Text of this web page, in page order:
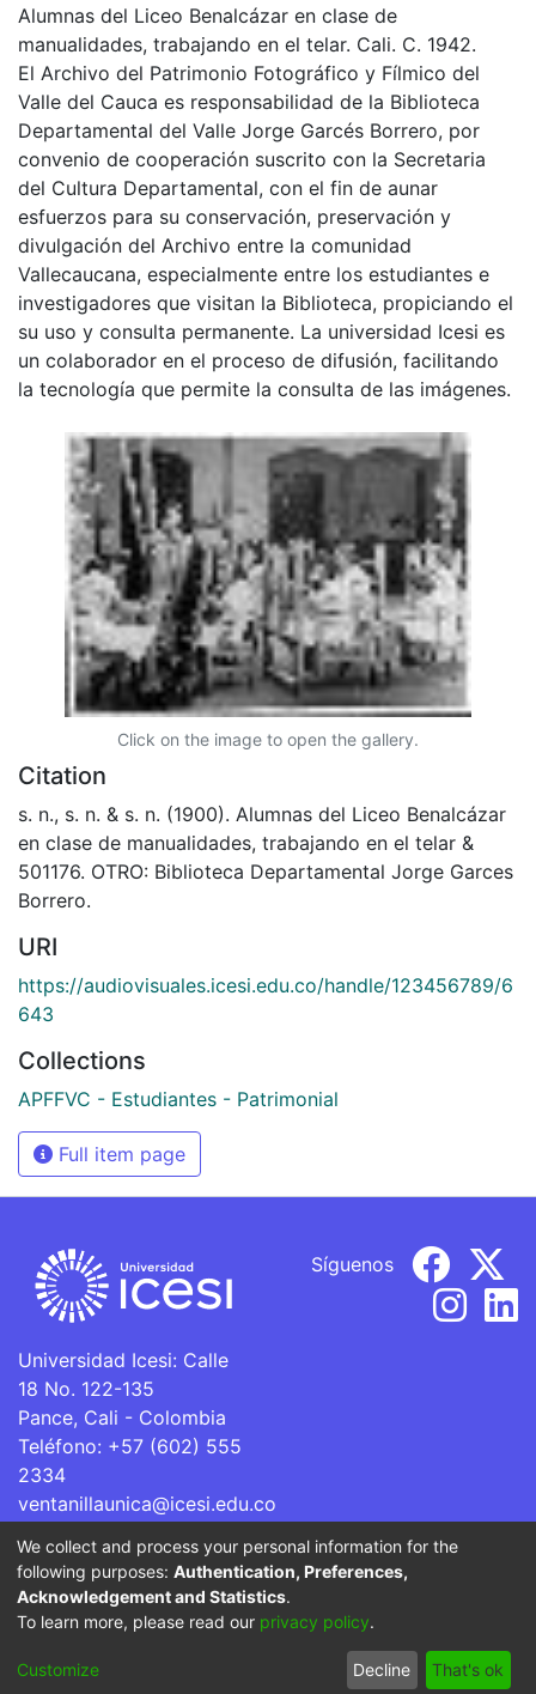
Alumnas del Liceo Benalcázar en clase de
manualidades, trabajando en el telar. Cali. C. 1942.
El Archivo del Patrimonio Fotográfico y Fílmico del
Valle del Cauca es responsabilidad de la Biblioteca
Departamental del Valle Jorge Garcés Borrero, por
convenio de cooperación suscrito con la Secretaria
del Cultura Departamental, con el fin de aunar
esfuerzos para su conservación, preservación y
divulgación del Archivo entre la comunidad
Vallecaucana, especialmente entre los estudiantes e
investigadores que visitan la Biblioteca, propiciando el
su uso y consulta permanente. La universidad Icesi es
un colaborador en el proceso de difusión, facilitando
la tecnología que permite la consulta de las imágenes.
Click on the image to open the gallery.
Citation
s. n., s. n. & s. n. (1900). Alumnas del Liceo Benalcázar
en clase de manualidades, trabajando en el telar &
501176. OTRO: Biblioteca Departamental Jorge Garces
Borrero.
URI
https://audiovisuales.icesi.edu.co/handle/123456789/6
643
Collections
APFFVC - Estudiantes - Patrimonial
Full item page
Universidad Icesi: Calle
18 No. 122-135
Pance, Cali - Colombia
Teléfono: +57 (602) 555
2334
ventanillaunica@icesi.edu.co
Síguenos
La Universidad Icesi es una Institución de Educación
Superior que se encuentra sujeta a inspección y vigilancia
por parte del Ministerio de Educación Nacional.
Cookie
End User
Agreement
Send
Feedback
We collect and process your personal information for the
following purposes: Authentication, Preferences,
Acknowledgement and Statistics.
To learn more, please read our privacy policy.
Customize Decline That's ok